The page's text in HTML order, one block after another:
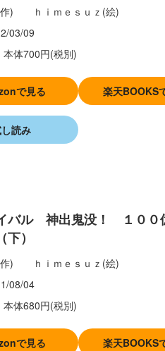
作) ｈｉｍｅｓｕｚ(絵)
03/09
本体700円(税別)
で見る 楽天BOOKS
読み
バル 神出鬼没！ １００
）
作) ｈｉｍｅｓｕｚ(絵)
08/04
本体680円(税別)
で見る 楽天BOOKS